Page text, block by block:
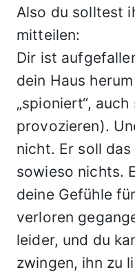
Also du solltest
mitteilen:
Dir ist
dein Haus
„spioniert“,
provozieren).
nicht. Er soll
sowieso nichts.
deine Gefühle
verloren
leider, und du
zwingen, ihn zu